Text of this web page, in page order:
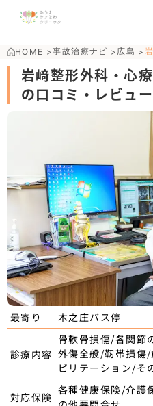
HOME >事故治療ナビ >広島 >
岩﨑整形外科・心
の口コミ・レビュー
最寄り 木之庄バス停
診療内容
骨軟骨損傷/各関節
外傷全般/靭帯損傷
ビリテーション/そ
対応保険
各種健康保険/介護